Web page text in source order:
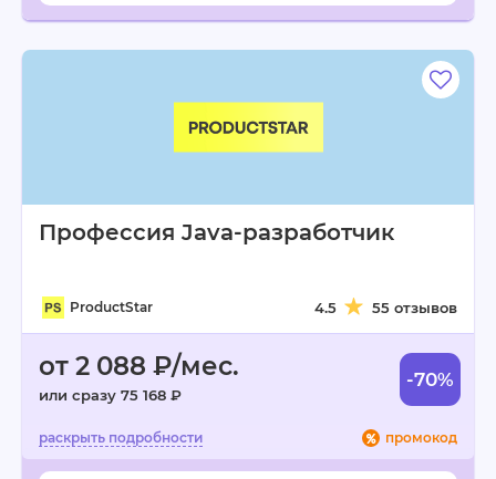
Профессия Java-разработчик
ProductStar 4.5 55 отзывов
от 2 088 ₽/мес.
или сразу 75 168 ₽
-70%
промокод